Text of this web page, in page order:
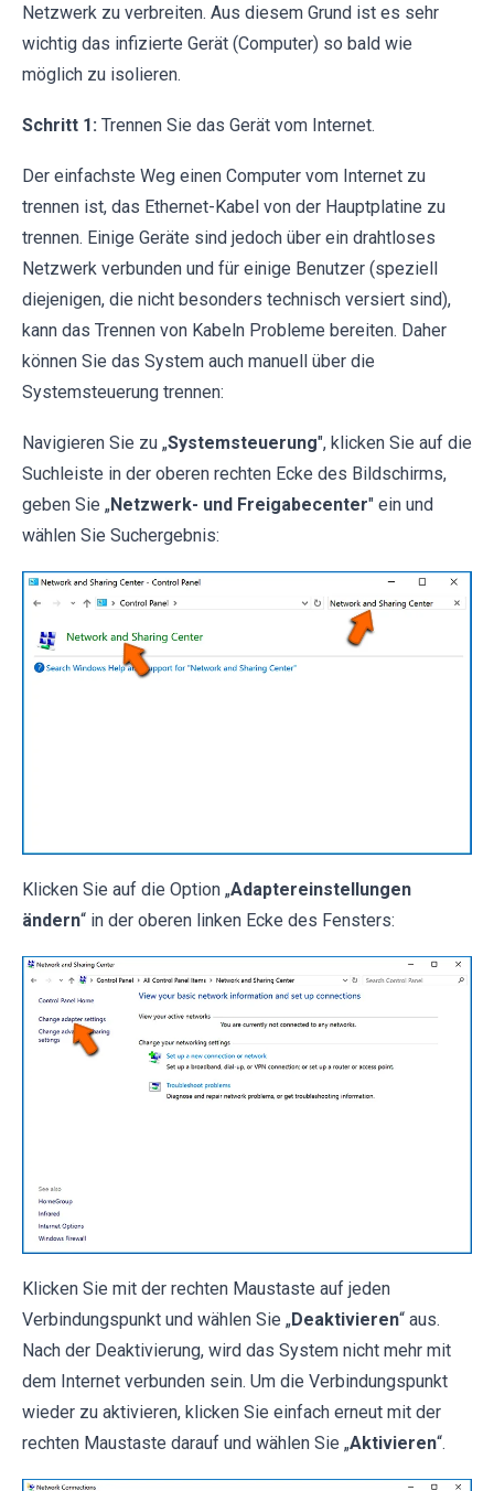
Netzwerk zu verbreiten. Aus diesem Grund ist es sehr
wichtig das infizierte Gerät (Computer) so bald wie
möglich zu isolieren.
Schritt 1: Trennen Sie das Gerät vom Internet.
Der einfachste Weg einen Computer vom Internet zu
trennen ist, das Ethernet-Kabel von der Hauptplatine zu
trennen. Einige Geräte sind jedoch über ein drahtloses
Netzwerk verbunden und für einige Benutzer (speziell
diejenigen, die nicht besonders technisch versiert sind),
kann das Trennen von Kabeln Probleme bereiten. Daher
können Sie das System auch manuell über die
Systemsteuerung trennen:
Navigieren Sie zu „Systemsteuerung", klicken Sie auf die
Suchleiste in der oberen rechten Ecke des Bildschirms,
geben Sie „Netzwerk- und Freigabecenter" ein und
wählen Sie Suchergebnis:
Klicken Sie auf die Option „Adaptereinstellungen
ändern“ in der oberen linken Ecke des Fensters:
Klicken Sie mit der rechten Maustaste auf jeden
Verbindungspunkt und wählen Sie „Deaktivieren“ aus.
Nach der Deaktivierung, wird das System nicht mehr mit
dem Internet verbunden sein. Um die Verbindungspunkt
wieder zu aktivieren, klicken Sie einfach erneut mit der
rechten Maustaste darauf und wählen Sie „Aktivieren“.